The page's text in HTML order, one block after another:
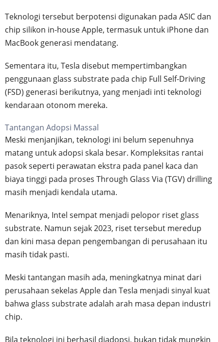
Teknologi tersebut berpotensi digunakan pada ASIC dan
chip silikon in-house Apple, termasuk untuk iPhone dan
MacBook generasi mendatang.
Sementara itu, Tesla disebut mempertimbangkan
penggunaan glass substrate pada chip Full Self-Driving
(FSD) generasi berikutnya, yang menjadi inti teknologi
kendaraan otonom mereka.
Tantangan Adopsi Massal
Meski menjanjikan, teknologi ini belum sepenuhnya
matang untuk adopsi skala besar. Kompleksitas rantai
pasok seperti perawatan ekstra pada panel kaca dan
biaya tinggi pada proses Through Glass Via (TGV) drilling
masih menjadi kendala utama.
Menariknya, Intel sempat menjadi pelopor riset glass
substrate. Namun sejak 2023, riset tersebut meredup
dan kini masa depan pengembangan di perusahaan itu
masih tidak pasti.
Meski tantangan masih ada, meningkatnya minat dari
perusahaan sekelas Apple dan Tesla menjadi sinyal kuat
bahwa glass substrate adalah arah masa depan industri
chip.
Bila teknologi ini berhasil diadopsi, bukan tidak mungkin